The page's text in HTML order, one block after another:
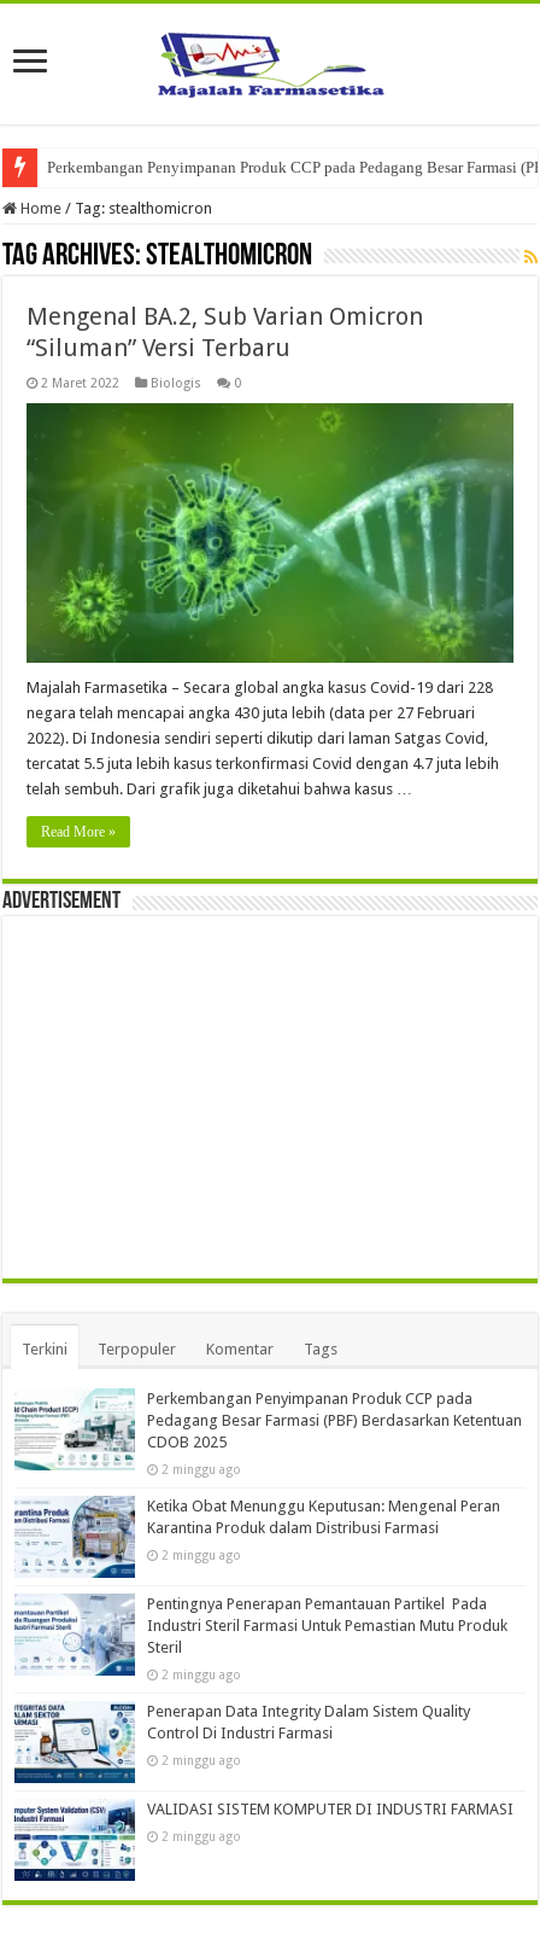
Perkembangan Penyimpanan Produk CCP pada Pedagang Besar Farmasi
Home / Tag: stealthomicron
Tag Archives:stealthomicron
Mengenal BA.2, Sub Varian Omicron
“Siluman” Versi Terbaru
2 Maret 2022 Biologis 0
Majalah Farmasetika – Secara global angka kasus Covid-19 dari 228
negara telah mencapai angka 430 juta lebih (data per 27 Februari
2022). Di Indonesia sendiri seperti dikutip dari laman Satgas Covid,
tercatat 5.5 juta lebih kasus terkonfirmasi Covid dengan 4.7 juta lebih
telah sembuh. Dari grafik juga diketahui bahwa kasus …
Read More »
Advertisement
Terkini Terpopuler Komentar Tags
Perkembangan Penyimpanan Produk CCP pada
Pedagang Besar Farmasi (PBF) Berdasarkan Ketentuan
CDOB 2025
2 minggu ago
Ketika Obat Menunggu Keputusan: Mengenal Peran
Karantina Produk dalam Distribusi Farmasi
2 minggu ago
Pentingnya Penerapan Pemantauan Partikel Pada
Industri Steril Farmasi Untuk Pemastian Mutu Produk
Steril
2 minggu ago
Penerapan Data Integrity Dalam Sistem Quality
Control Di Industri Farmasi
2 minggu ago
VALIDASI SISTEM KOMPUTER DI INDUSTRI FARMASI
2 minggu ago